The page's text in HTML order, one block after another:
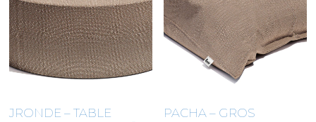
JRONDE – TABLE
PACHA – GROS